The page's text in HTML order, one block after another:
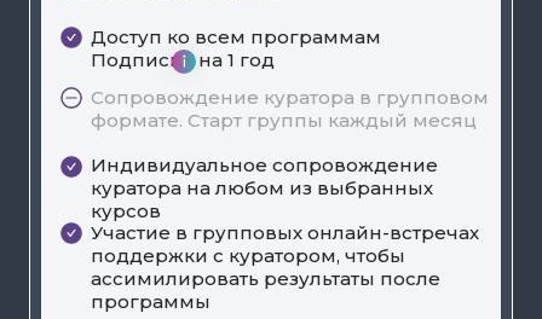
Доступ ко всем программам
Подписки на 1 год
Сопровождение куратора в групповом
формате. Старт группы каждый месяц
Индивидуальное сопровождение
куратора на любом из выбранных
курсов
Участие в групповых онлайн-встречах
поддержки с куратором, чтобы
ассимилировать результаты после
программы